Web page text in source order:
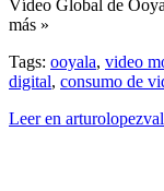
Vídeo Global de
más »
Tags: ooyala, video
digital, consumo de
Leer en